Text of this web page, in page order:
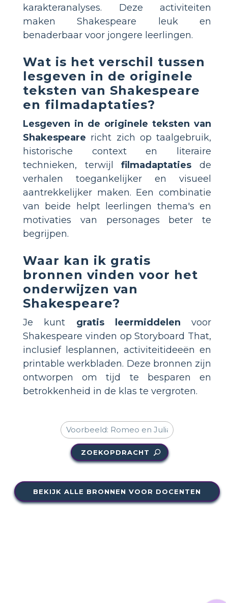
karakteranalyses. Deze activiteiten
maken Shakespeare leuk en
benaderbaar voor jongere leerlingen.
Wat is het verschil tussen
lesgeven in de originele
teksten van Shakespeare
en filmadaptaties?
Lesgeven in de originele teksten van
Shakespeare richt zich op taalgebruik,
historische context en literaire
technieken, terwijlfilmadaptaties de
verhalen toegankelijker en visueel
aantrekkelijker maken. Een combinatie
van beide helpt leerlingen thema's en
motivaties van personages beter te
begrijpen.
Waar kan ik gratis
bronnen vinden voor het
onderwijzen van
Shakespeare?
Je kunt gratis leermiddelen voor
Shakespeare vinden op Storyboard That,
inclusief lesplannen, activiteitideeën en
printable werkbladen. Deze bronnen zijn
ontworpen om tijd te besparen en
betrokkenheid in de klas te vergroten.
ZOEKOPDRACHT
BEKIJK ALLE BRONNEN VOOR DOCENTEN